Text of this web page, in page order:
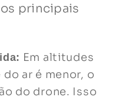
principais
Em altitudes
ar é menor, o
do drone. Isso